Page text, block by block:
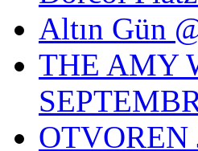
Altın Gün
THE AMY